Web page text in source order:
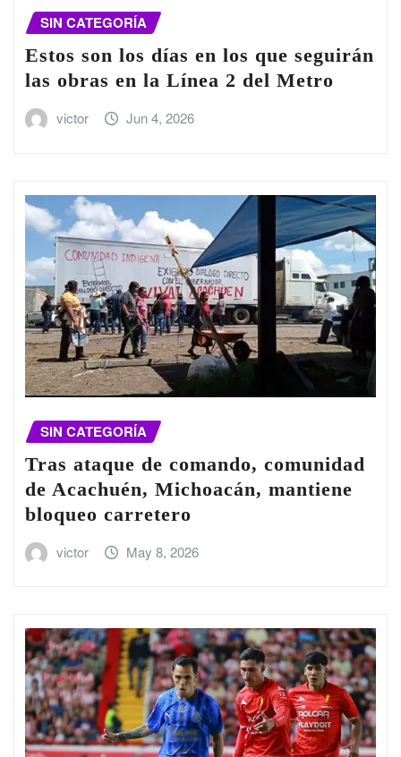
SIN CATEGORÍA
Estos son los días en los que seguirán
las obras en la Línea 2 del Metro
victor Jun 4, 2026
SIN CATEGORÍA
Tras ataque de comando, comunidad
de Acachuén, Michoacán, mantiene
bloqueo carretero
victor May 8, 2026